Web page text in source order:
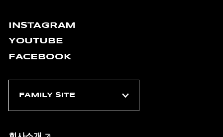
INSTAGRAM
YOUTUBE
FACEBOOK